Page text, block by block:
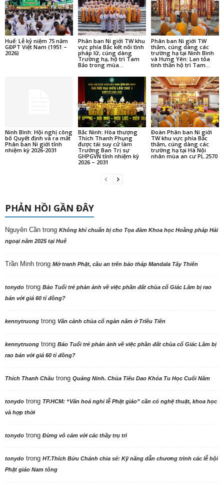
Huế: Lễ kỷ niệm 75 năm
GĐPT Việt Nam (1951 –
2026)
Phân ban Ni giới TW khu
vực phía Bắc kết nối tình
pháp lữ, cúng dàng
Trường hạ, hộ trì Tam
Bảo trong mùa...
Phân ban Ni giới TW
thăm, cúng dàng các
trường hạ tại Ninh Bình
và Hưng Yên: Lan tỏa
tinh thần hộ trì Tam...
Ninh Bình: Hội nghị công
bố Quyết định và ra mắt
Phân ban Ni giới tỉnh
nhiệm kỳ 2026-2031
Bắc Ninh: Hòa thượng
Thích Thanh Phụng
được tái suy cử làm
Trưởng Ban Trị sự
GHPGVN tỉnh nhiệm kỳ
2026 – 2031
Đoàn Phân ban Ni giới
TW khu vực phía Bắc
thăm, cúng dàng các
trường hạ tại Hà Nội
nhân mùa an cư PL.2570
PHẢN HỒI GẦN ĐÂY
Nguyên Cần trong Không khí chuẩn bị cho Tọa đàm Khoa học Hoằng pháp Hải
ngoại năm 2025 tại Huế
Trần Minh trong Mở tranh Phật, cầu an trên bảo tháp Mandala Tây Thiên
tonydo trong Báo Tuổi trẻ phản ảnh về việc phần đất chùa cổ Giác Lâm bị rao
bán với giá 60 tỉ đồng?
kennytruong trong Vãn cảnh chùa cổ ngàn năm ở Triều Tiên
kennytruong trong Báo Tuổi trẻ phản ảnh về việc phần đất chùa cổ Giác Lâm bị
rao bán với giá 60 tỉ đồng?
Thích Thanh Châu trong Quảng Ninh. Chùa Tiêu Dao Khóa Tu Học Cuối Năm
tonydo trong TP.HCM: “Văn hoá nghi lễ Phật giáo” cần có nghệ thuật, khoa học
và hợp thời
tonydo trong Đừng vô cảm với các thầy trụ trì
tonydo trong HT.Thích Bửu Chánh chia sẻ: Kỹ năng dẫn chương trình các lễ hội
Phật giáo Nam tông